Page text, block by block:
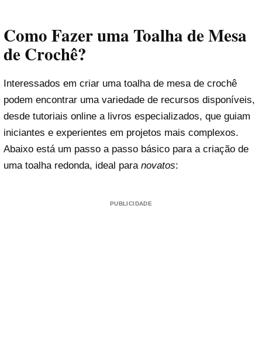
Como Fazer uma Toalha de Mesa
de Crochê?
Interessados em criar uma toalha de mesa de crochê
podem encontrar uma variedade de recursos disponíveis,
desde tutoriais online a livros especializados, que guiam
iniciantes e experientes em projetos mais complexos.
Abaixo está um passo a passo básico para a criação de
uma toalha redonda, ideal para novatos:
PUBLICIDADE